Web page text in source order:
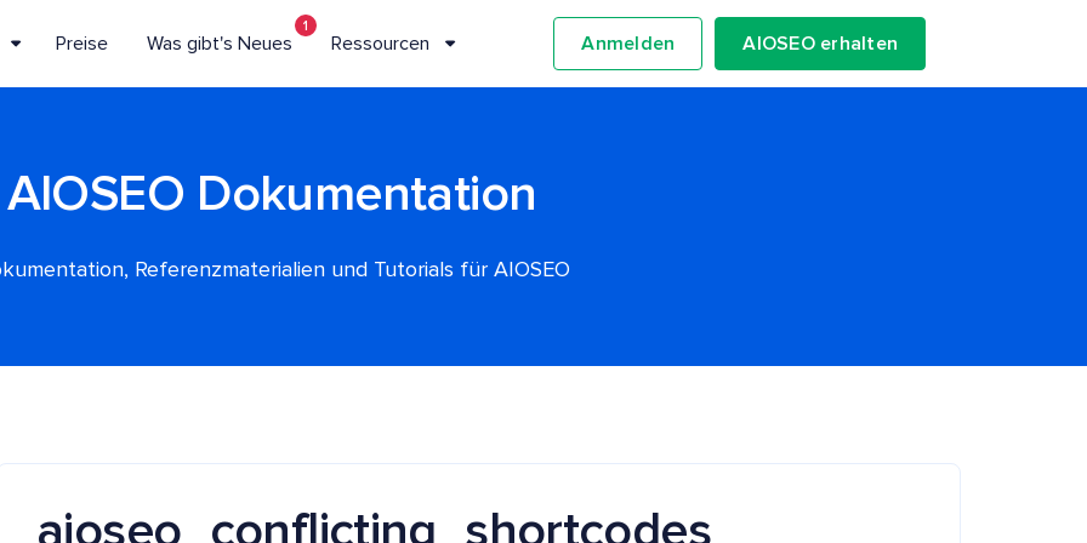
Preise Was gibt's Neues
1
Ressourcen Anmelden AIOSEO erhalten
AIOSEO Dokumentation
Referenzmaterialien und Tutorials für AIOSEO
aioseo_conflicting_shortcodes